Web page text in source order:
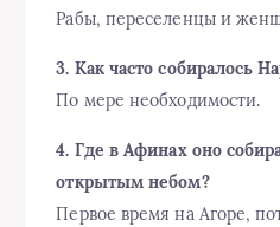
Рабы, переселенцы и
3. Как часто собиралось
По мере необходимости.
4. Где в Афинах оно
открытым небом?
Первое время на Агоре,